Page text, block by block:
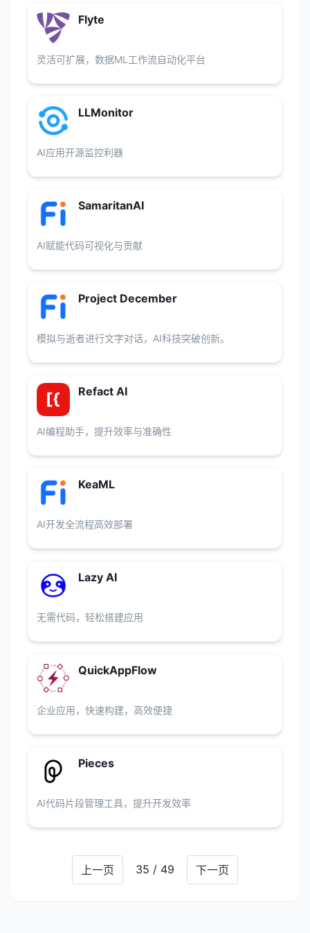
Flyte
灵活可扩展，数据ML工作流自动化平台
LLMonitor
AI应用开源监控利器
SamaritanAI
AI赋能代码可视化与贡献
Project December
模拟与逝者进行文字对话，AI科技突破创新。
Refact AI
AI编程助手，提升效率与准确性
KeaML
AI开发全流程高效部署
Lazy AI
无需代码，轻松搭建应用
QuickAppFlow
企业应用，快速构建，高效便捷
Pieces
AI代码片段管理工具，提升开发效率
上一页 35 / 49 下一页